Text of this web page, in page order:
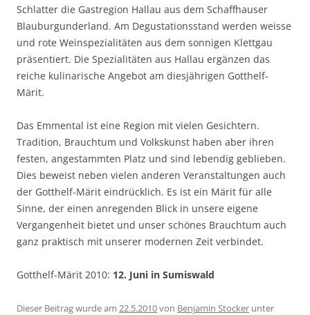
Schlatter die Gastregion Hallau aus dem Schaffhauser
Blauburgunderland. Am Degustationsstand werden weisse
und rote Weinspezialitäten aus dem sonnigen Klettgau
präsentiert. Die Spezialitäten aus Hallau ergänzen das
reiche kulinarische Angebot am diesjährigen Gotthelf-
Märit.
Das Emmental ist eine Region mit vielen Gesichtern.
Tradition, Brauchtum und Volkskunst haben aber ihren
festen, angestammten Platz und sind lebendig geblieben.
Dies beweist neben vielen anderen Veranstaltungen auch
der Gotthelf-Märit eindrücklich. Es ist ein Märit für alle
Sinne, der einen anregenden Blick in unsere eigene
Vergangenheit bietet und unser schönes Brauchtum auch
ganz praktisch mit unserer modernen Zeit verbindet.
Gotthelf-Märit 2010: 12. Juni in Sumiswald
Dieser Beitrag wurde am 22.5.2010von Benjamin Stocker unter